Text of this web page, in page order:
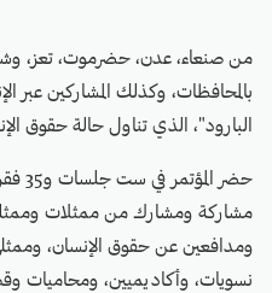
من صنعاء، عدن، حضرموت، تعز،
بالمحافظات، وكذلك المشاركين
البارود"، الذي تناول حالة حقوق
مشاركة ومشارك من ممثلات
ومدافعين عن حقوق الإنسان،
نسويات، وأكاديميين، ومحاميات